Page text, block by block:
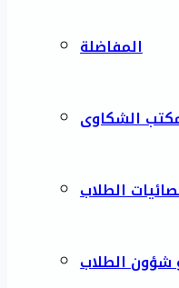
المفاضلة
الشكاوى
الطلاب
شؤون الطلاب